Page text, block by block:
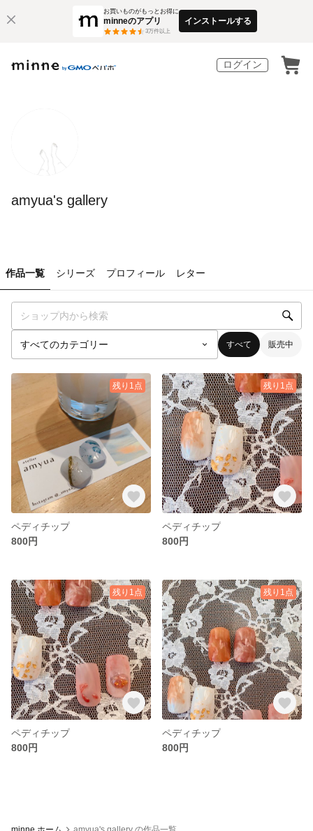
お買いものがもっとお得に
minneのアプリ
3万件以上
インストールする
ログイン
amyua's gallery
作品一覧 シリーズ プロフィール レター
すべて 販売中
残り1点
ペディチップ
800円
残り1点
ペディチップ
800円
残り1点
ペディチップ
800円
残り1点
ペディチップ
800円